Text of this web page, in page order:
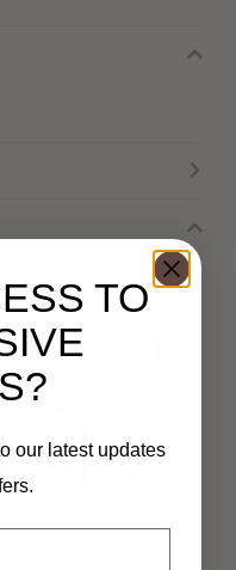
SALE -29%
TO
our latest updates